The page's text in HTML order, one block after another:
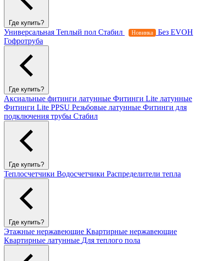
Где купить?
Универсальная Теплый пол Стабил Новинка
Без EVOH
Гофротруба
Где купить?
Аксиальные фитинги латунные Фитинги Lite латунные
Фитинги Lite PPSU Резьбовые латунные Фитинги для
подключения трубы Стабил
Где купить?
Теплосчетчики Водосчетчики Распределители тепла
Где купить?
Этажные нержавеющие Квартирные нержавеющие
Квартирные латунные Для теплого пола